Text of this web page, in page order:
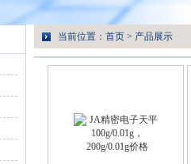
当前位置： 首页 > 产品展示